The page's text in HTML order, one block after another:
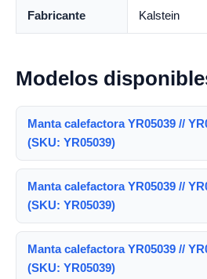
Fabricante Kalstein
Modelos
Manta calefactora YR05039 //
(SKU: YR05039)
Manta calefactora YR05039 //
(SKU: YR05039)
Manta calefactora YR05039 //
(SKU: YR05039)